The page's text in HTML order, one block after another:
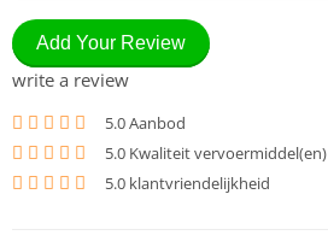
Add Your Review
write a review
5.0 Aanbod
5.0 Kwaliteit vervoermiddel(en)
5.0 klantvriendelijkheid